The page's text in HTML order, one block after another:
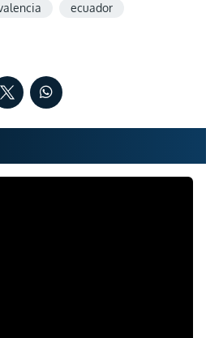
ecuador